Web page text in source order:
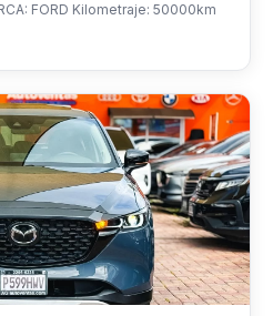
FORD Kilometraje: 50000km